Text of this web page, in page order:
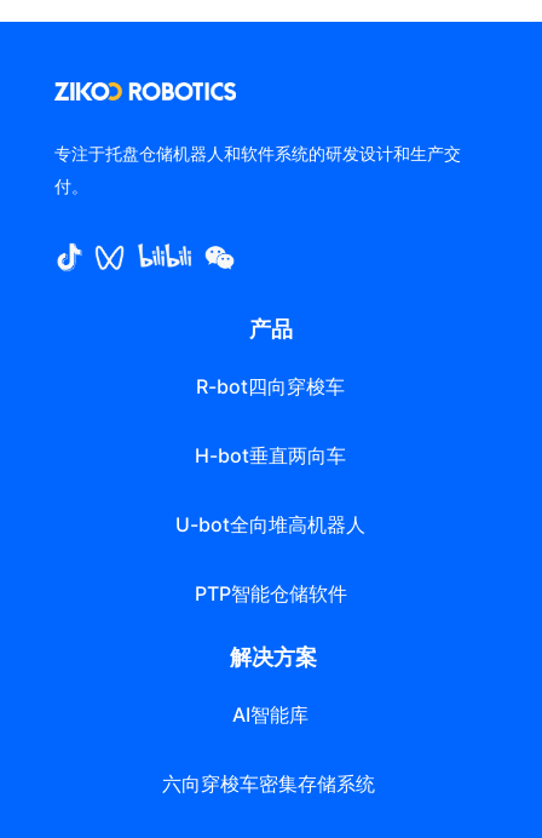
专注于托盘仓储机器人和软件系统的研发设计和生产交
付。
产品
R-bot四向穿梭车
H-bot垂直两向车
U-bot全向堆高机器人
PTP智能仓储软件
解决方案
AI智能库
六向穿梭车密集存储系统